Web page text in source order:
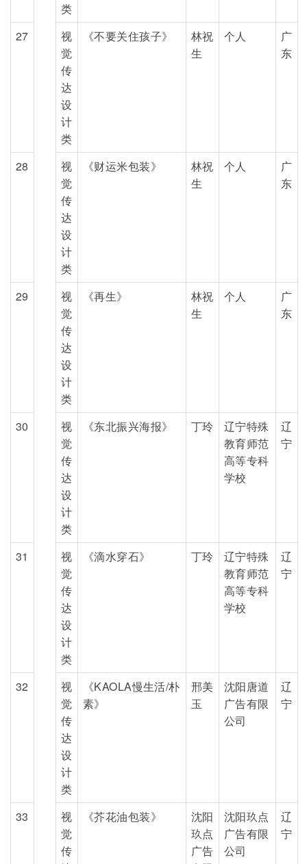
类
27
视
觉
传
达
设
计
类
《不要关住孩子》
林祝
生
个人
广
东
28
视
觉
传
达
设
计
类
《财运米包装》
林祝
生
个人
广
东
29
视
觉
传
达
设
计
类
《再生》
林祝
生
个人
广
东
30
视
觉
传
达
设
计
类
《东北振兴海报》 丁玲
辽宁特殊
教育师范
高等专科
学校
辽
宁
31
视
觉
传
达
设
计
类
《滴水穿石》 丁玲
辽宁特殊
教育师范
高等专科
学校
辽
宁
32
视
觉
传
达
设
计
类
《KAOLA慢生活/朴
素》
邢美
玉
沈阳唐道
广告有限
公司
辽
宁
33
视
觉
传
《芥花油包装》
沈阳
玖点
广告
沈阳玖点
广告有限
公司
辽
宁